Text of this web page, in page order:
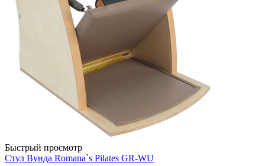
Быстрый просмотр
Cтул Вунда Romana`s Pilates GR-WU